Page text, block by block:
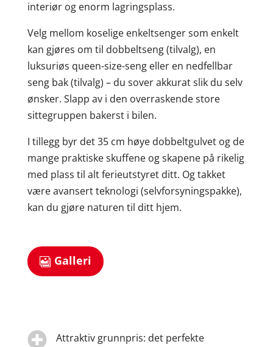
interiør og enorm lagringsplass.
Velg mellom koselige enkeltsenger som enkelt
kan gjøres om til dobbeltseng (tilvalg), en
luksuriøs queen-size-seng eller en nedfellbar
seng bak (tilvalg) – du sover akkurat slik du selv
ønsker. Slapp av i den overraskende store
sittegruppen bakerst i bilen.
I tillegg byr det 35 cm høye dobbeltgulvet og de
mange praktiske skuffene og skapene på rikelig
med plass til alt ferieutstyret ditt. Og takket
være avansert teknologi (selvforsyningspakke),
kan du gjøre naturen til ditt hjem.
Galleri

Attraktiv grunnpris: det perfekte